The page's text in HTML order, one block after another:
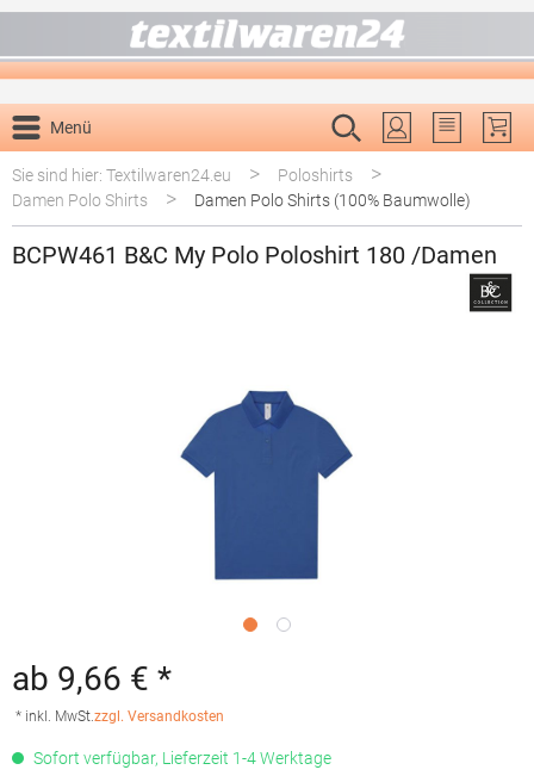
Menü
Du hast 0
Sie sind hier: Textilwaren24.eu
> Poloshirts >
Damen Polo Shirts > Damen Polo Shirts (100% Baumwolle)
BCPW461 B&C My Polo Poloshirt 180 /Damen
ab 9,66 € *
* inkl. MwSt.zzgl. Versandkosten
Sofort verfügbar, Lieferzeit 1-4 Werktage